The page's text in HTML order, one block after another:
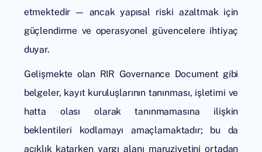
etmektedir — ancak yapısal riski azaltmak için
güçlendirme ve operasyonel güvencelere ihtiyaç
duyar.
Gelişmekte olan RIR Governance Document gibi
belgeler, kayıt kuruluşlarının tanınması, işletimi ve
hatta olası olarak tanınmamasına ilişkin
beklentileri kodlamayı amaçlamaktadır; bu da
açıklık katarken yargı alanı maruziyetini ortadan